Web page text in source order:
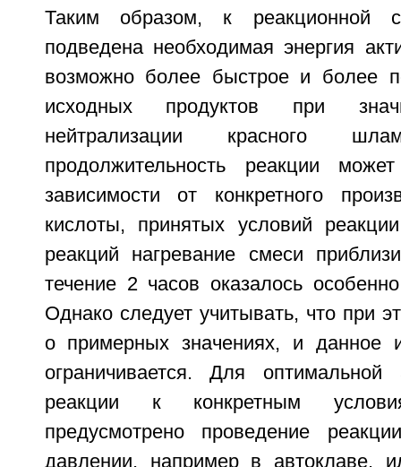
Таким образом, к реакционной
подведена необходимая энергия
возможно более быстрое и более
исходных продуктов при
нейтрализации красного
продолжительность реакции
зависимости от конкретного
кислоты, принятых условий
реакций нагревание смеси
течение 2 часов оказалось
Однако следует учитывать, что при
о примерных значениях, и данное
ограничивается. Для оптимальной
реакции к конкретным
предусмотрено проведение
давлении, например в автоклаве,